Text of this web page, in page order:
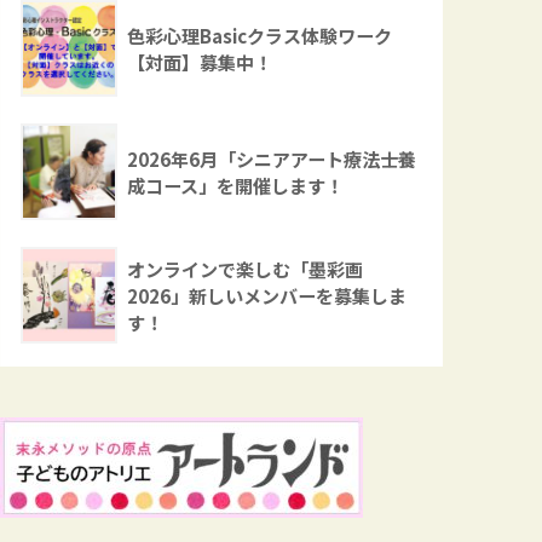
色彩心理Basicクラス体験ワーク
【対面】募集中！
2026年6月「シニアアート療法士養
成コース」を開催します！
オンラインで楽しむ「墨彩画
2026」新しいメンバーを募集しま
す！